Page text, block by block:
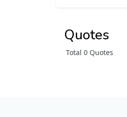
Quotes
Total 0 Quotes